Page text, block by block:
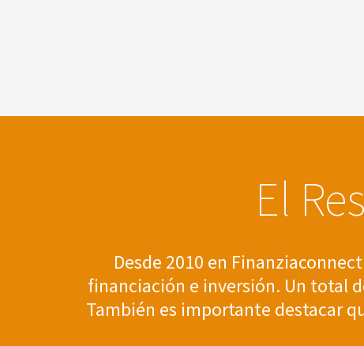
El
Desde 2010 en
financiación e inversión. Un total
También es importante destacar